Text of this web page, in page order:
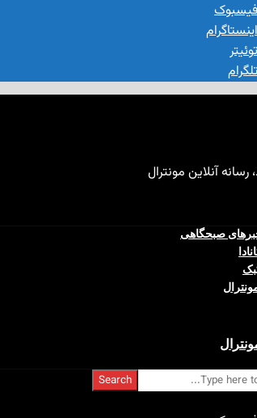
رسانه آنلاین مونترال
صبحگاهی
Search